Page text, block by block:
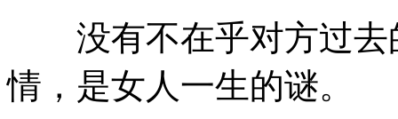
没有不在乎对方过去
情，是女人一生的谜。